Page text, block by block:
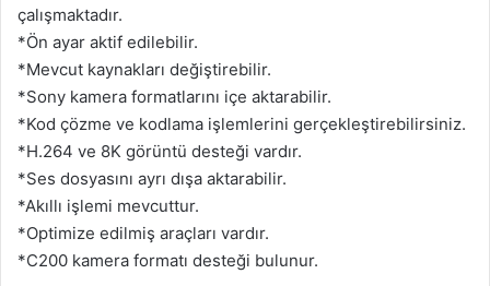
çalışmaktadır.
*Ön ayar aktif edilebilir.
*Mevcut kaynakları değiştirebilir.
*Sony kamera formatlarını içe aktarabilir.
*Kod çözme ve kodlama işlemlerini gerçekleştirebilirsiniz.
*H.264 ve 8K görüntü desteği vardır.
*Ses dosyasını ayrı dışa aktarabilir.
*Akıllı işlemi mevcuttur.
*Optimize edilmiş araçları vardır.
*C200 kamera formatı desteği bulunur.